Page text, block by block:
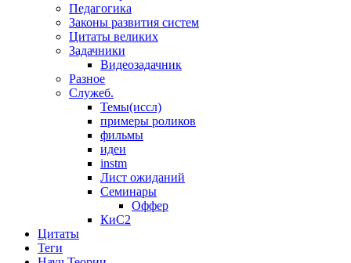
​Педагогика
Законы развития систем
Цитаты великих
Задачники
Видеозадачник
Разное
Служеб.
Темы(иссл)
примеры роликов
фильмы
идеи
instm
Лист ожиданий
Семинары
Оффер
КиС2
Цитаты
Теги